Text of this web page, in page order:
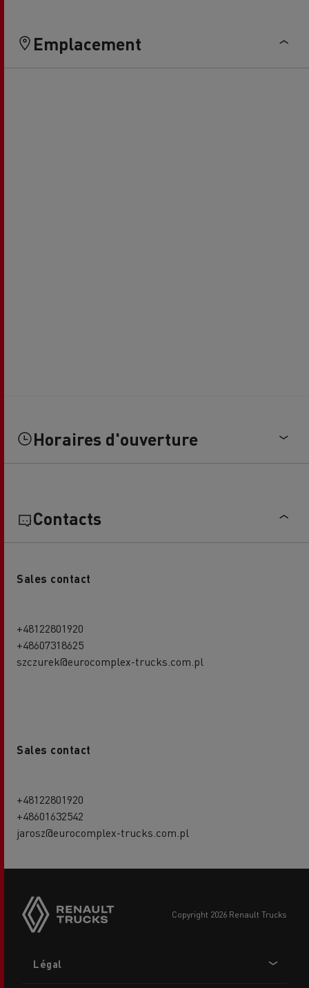
Emplacement
Horaires d'ouverture
Contacts
Sales contact
+48122801920
+48607318625
szczurek@eurocomplex-trucks.com.pl
Sales contact
+48122801920
+48601632542
jarosz@eurocomplex-trucks.com.pl
copyright 2026 Renault Trucks
menu
Légal